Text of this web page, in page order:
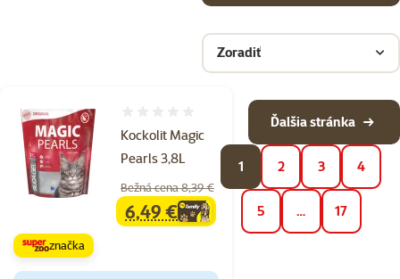
Zoradiť
Kockolit Magic
Pearls 3,8L
Bežná cena 8,39 €
familycena
6,49 €
značka
1 2 3 4
5 … 17
Ďalšia stránka